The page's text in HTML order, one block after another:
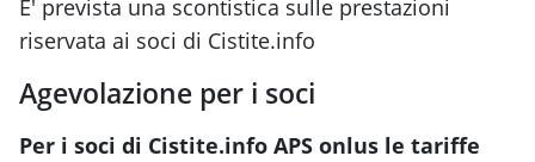
E' prevista una scontistica sulle prestazioni
riservata ai soci di Cistite.info
Agevolazione per i soci
Per i soci di Cistite.info APS onlus le tariffe